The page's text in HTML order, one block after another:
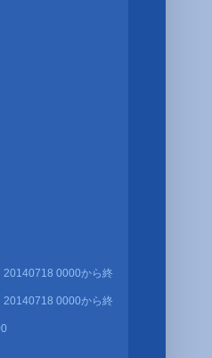
20140718 0000から終
20140718 0000から終